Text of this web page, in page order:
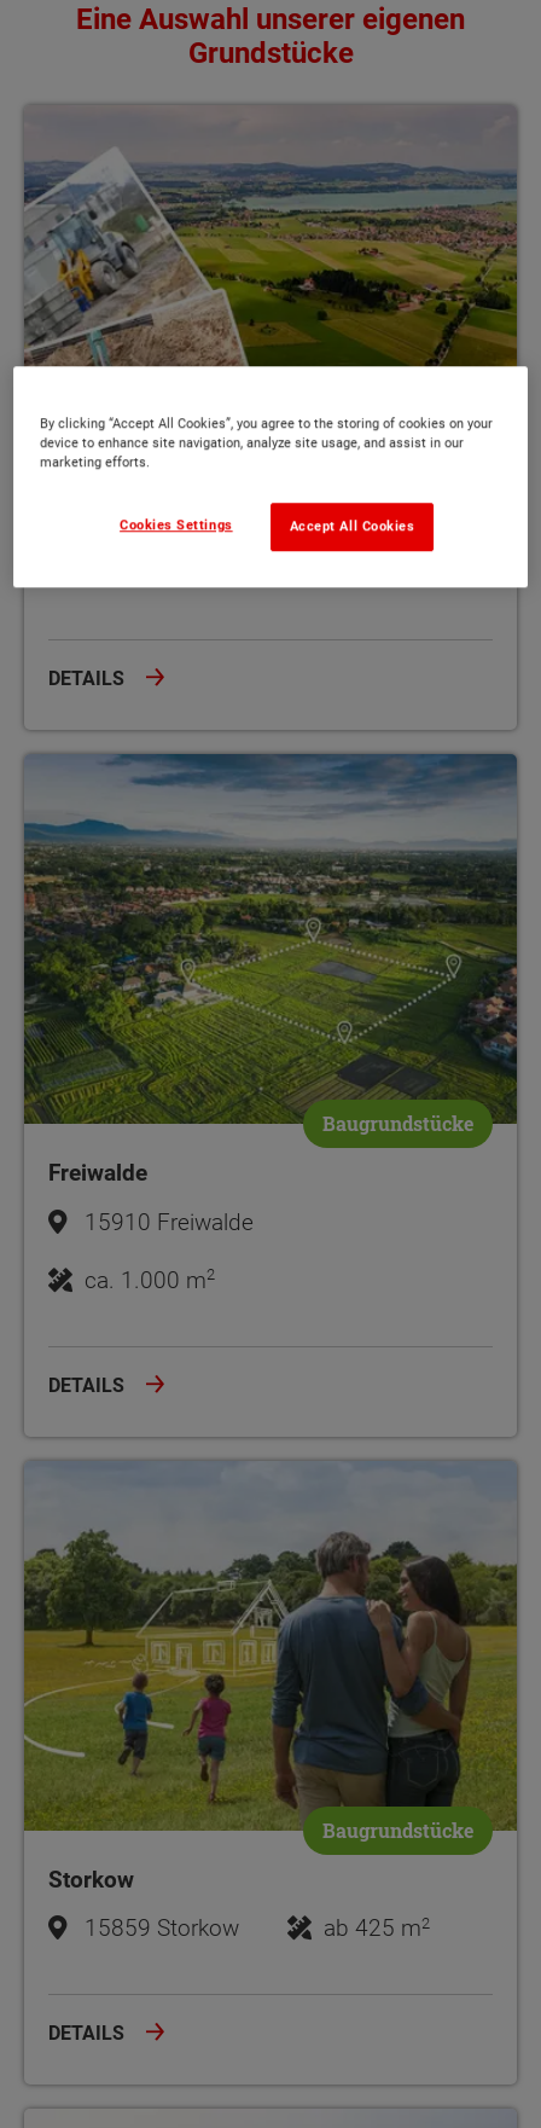
Eine Auswahl unserer eigenen
Grundstücke
Friedland
DETAILS
Baugrundstücke
Freiwalde
15910 Freiwalde
ca. 1.000 m2
DETAILS
Baugrundstücke
Storkow
15859 Storkow
ab 425 m2
DETAILS
By clicking “Accept All Cookies”, you agree to the storing of cookies on your
device to enhance site navigation, analyze site usage, and assist in our
marketing efforts.
Accept All Cookies
Cookies Settings